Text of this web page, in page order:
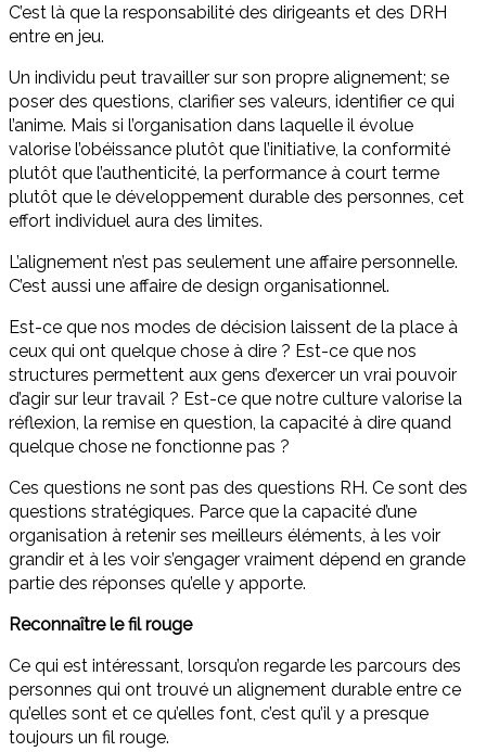
C’est là que la responsabilité des dirigeants et des DRH
entre en jeu.
Un individu peut travailler sur son propre alignement; se
poser des questions, clarifier ses valeurs, identifier ce qui
l’anime. Mais si l’organisation dans laquelle il évolue
valorise l’obéissance plutôt que l’initiative, la conformité
plutôt que l’authenticité, la performance à court terme
plutôt que le développement durable des personnes, cet
effort individuel aura des limites.
L’alignement n’est pas seulement une affaire personnelle.
C’est aussi une affaire de design organisationnel.
Est-ce que nos modes de décision laissent de la place à
ceux qui ont quelque chose à dire ? Est-ce que nos
structures permettent aux gens d’exercer un vrai pouvoir
d’agir sur leur travail ? Est-ce que notre culture valorise la
réflexion, la remise en question, la capacité à dire quand
quelque chose ne fonctionne pas ?
Ces questions ne sont pas des questions RH. Ce sont des
questions stratégiques. Parce que la capacité d’une
organisation à retenir ses meilleurs éléments, à les voir
grandir et à les voir s’engager vraiment dépend en grande
partie des réponses qu’elle y apporte.
Reconnaître le fil rouge
Ce qui est intéressant, lorsqu’on regarde les parcours des
personnes qui ont trouvé un alignement durable entre ce
qu’elles sont et ce qu’elles font, c’est qu’il y a presque
toujours un fil rouge.